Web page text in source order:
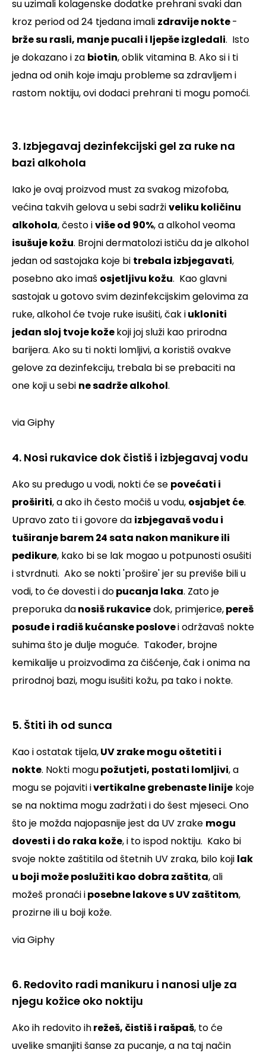
su uzimali kolagenske dodatke prehrani svaki dan
kroz period od 24 tjedana imali zdravije nokte-
brže su rasli, manje pucali i ljepše izgledali. Isto
je dokazano i za biotin, oblik vitamina B. Ako si i ti
jedna od onih koje imaju probleme sa zdravljem i
rastom noktiju, ovi dodaci prehrani ti mogu pomoći.
3. Izbjegavaj dezinfekcijski gel za ruke na
bazi alkohola
Iako je ovaj proizvod must za svakog mizofoba,
većina takvih gelova u sebi sadrživeliku količinu
alkohola, često iviše od 90%, a alkohol veoma
isušuje kožu. Brojni dermatolozi ističu da je alkohol
jedan od sastojaka koje bi trebala izbjegavati,
posebno ako imaš osjetljivu kožu. Kao glavni
sastojak u gotovo svim dezinfekcijskim gelovima za
ruke, alkohol će tvoje ruke isušiti, čak iukloniti
jedan sloj tvoje kožekoji joj služi kao prirodna
barijera. Ako su ti nokti lomljivi, a koristiš ovakve
gelove za dezinfekciju, trebala bi se prebaciti na
one koji u sebi ne sadrže alkohol.
via Giphy
4. Nosi rukavice dok čistiš i izbjegavaj vodu
Ako su predugo u vodi, nokti će se povećati i
proširiti, a ako ih često močiš u vodu, osjabjet će.
Upravo zato ti i govore da izbjegavaš vodu i
tuširanje barem 24 sata nakon manikure ili
pedikure, kako bi se lak mogao u potpunosti osušiti
i stvrdnuti. Ako se nokti 'prošire' jer su previše bili u
vodi, to će dovesti i dopucanja laka. Zato je
preporuka danosiš rukavicedok, primjerice,pereš
posuđe i radiš kućanske poslovei održavaš nokte
suhima što je dulje moguće. Također, brojne
kemikalije u proizvodima za čišćenje, čak i onima na
prirodnoj bazi, mogu isušiti kožu, pa tako i nokte.
5. Štiti ih od sunca
Kao i ostatak tijela,UV zrake mogu oštetiti i
nokte. Nokti mogupožutjeti, postati lomljivi, a
mogu se pojaviti ivertikalne grebenaste linije koje
se na noktima mogu zadržati i do šest mjeseci. Ono
što je možda najopasnije jest da UV zrake mogu
dovesti i do raka kože, i to ispod noktiju. Kako bi
svoje nokte zaštitila od štetnih UV zraka, bilo koji lak
u boji može poslužiti kao dobra zaštita, ali
možeš pronaći iposebne lakove s UV zaštitom,
prozirne ili u boji kože.
via Giphy
6. Redovito radi manikuru i nanosi ulje za
njegu kožice oko noktiju
Ako ih redovito ihrežeš, čistiš i rašpaš, to će
uvelike smanjiti šanse za pucanje, a na taj način